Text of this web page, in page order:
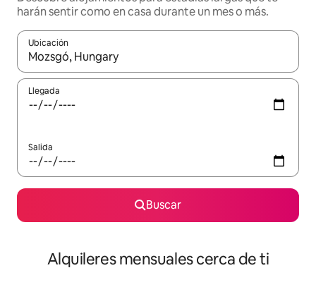
harán sentir como en casa durante un mes o más.
Ubicación
Cuando los resultados estén disponibles, navega con las
Llegada
Salida
Buscar
Alquileres mensuales cerca de ti